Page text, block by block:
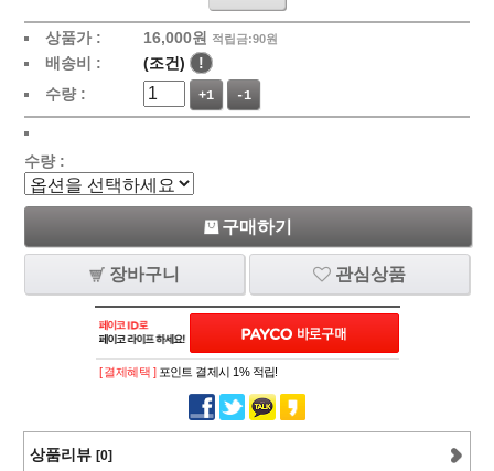
상품가 : 16,000원 적립금:90원
배송비 : (조건)
!
수량 :
+1 -1
수량 :
구매하기
장바구니 관심상품
[ 결제혜택 ] 포인트 결제시 1% 적립!
상품리뷰 [0]